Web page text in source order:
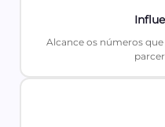
Alcance os números